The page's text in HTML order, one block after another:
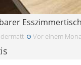
Vor einem